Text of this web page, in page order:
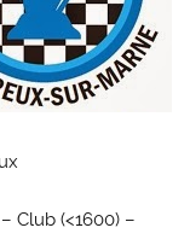
Club (<1600) –